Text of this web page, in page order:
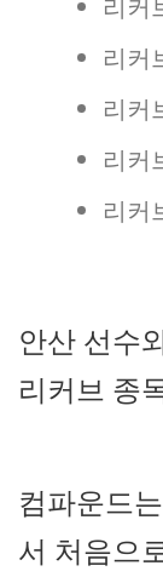
리커
리커
리커
리커
리커
안산 선수
리커브 종
컴파운드
서 처음으